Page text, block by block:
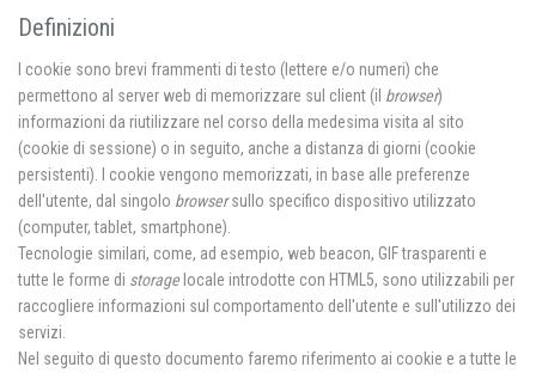
Definizioni
I cookie sono brevi frammenti di testo (lettere e/o numeri) che
permettono al server web di memorizzare sul client (il browser)
informazioni da riutilizzare nel corso della medesima visita al sito
(cookie di sessione) o in seguito, anche a distanza di giorni (cookie
persistenti). I cookie vengono memorizzati, in base alle preferenze
dell'utente, dal singolo browsersullo specifico dispositivo utilizzato
(computer, tablet, smartphone).
Tecnologie similari, come, ad esempio, web beacon, GIF trasparenti e
tutte le forme di storagelocale introdotte con HTML5, sono utilizzabili per
raccogliere informazioni sul comportamento dell'utente e sull'utilizzo dei
servizi.
Nel seguito di questo documento faremo riferimento ai cookie e a tutte le